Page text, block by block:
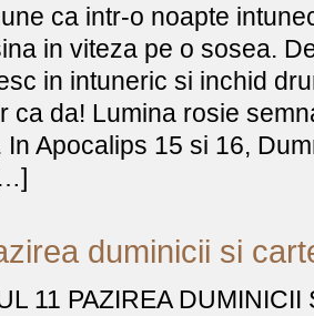
ca intr-o noapte
in viteza pe o sosea.
in intuneric si inchid
ca da! Lumina rosie
In Apocalips 15 si 16,
duminicii si
11 PAZIREA DUMINICII